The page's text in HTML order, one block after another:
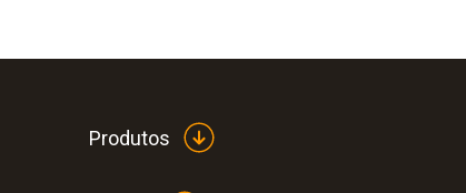
Produtos